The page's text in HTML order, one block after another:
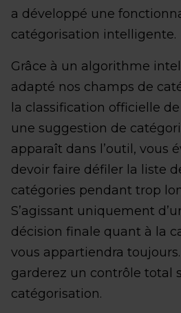
a développé une
catégorisation intelligente.
Grâce à un algorithme
adapté nos champs de
la classification officielle
une suggestion de
apparaît dans l’outil, vous
devoir faire défiler la liste
catégories pendant trop
S’agissant uniquement
décision finale quant à la
vous appartiendra
garderez un contrôle total
catégorisation.